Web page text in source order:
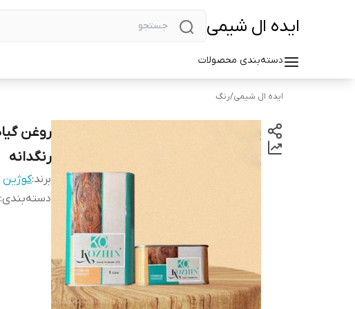
ایده ال شیمی
دسته‌بندی محصولات
ایده ال شیمی/رنگ
رنگدانه
برند:کوژین
دسته‌بندی: